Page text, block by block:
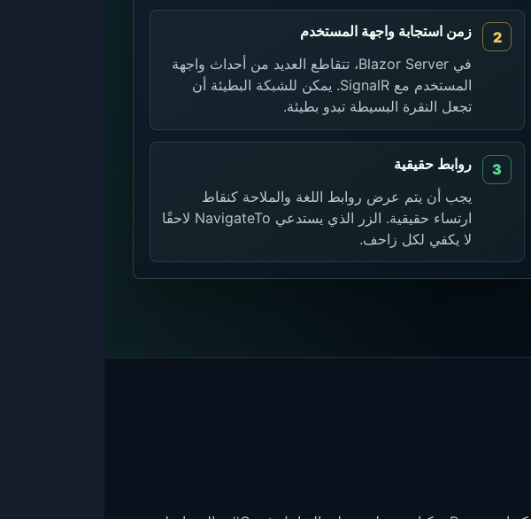
زمن استجابة واجهة المستخدم
في Blazor Server، تتقاطع العديد من أحداث واجهة
المستخدم مع SignalR. يمكن للشبكة البطيئة أن
تجعل النقرة البسيطة تبدو بطيئة.
روابط حقيقية
يجب أن يتم عرض روابط اللغة والملاحة كنقاط
ارتساء حقيقية. الزر الذي يستدعي NavigateTo لاحقًا
لا يكفي لكل زاحف.